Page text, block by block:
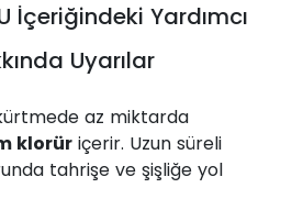
İçeriğindeki Yardımcı
Uyarılar
az miktarda
klorür içerir. Uzun süreli
tahrişe ve şişliğe yol